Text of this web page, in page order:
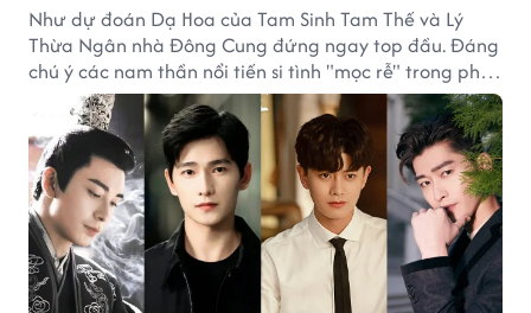
Như dự đoán Dạ Hoa của Tam Sinh Tam Thế và Lý
Thừa Ngân nhà Đông Cung đứng ngay top đầu. Đáng
chú ý các nam thần nổi tiến si tình "mọc rễ" trong phim
là Vu Đồ (Dương Dương), Hà Dĩ Thâm (Chung Hán
Lương), hay Châu Sinh Thần (Nhậm Gia Luân) cũng bị
netizen điểm tên.